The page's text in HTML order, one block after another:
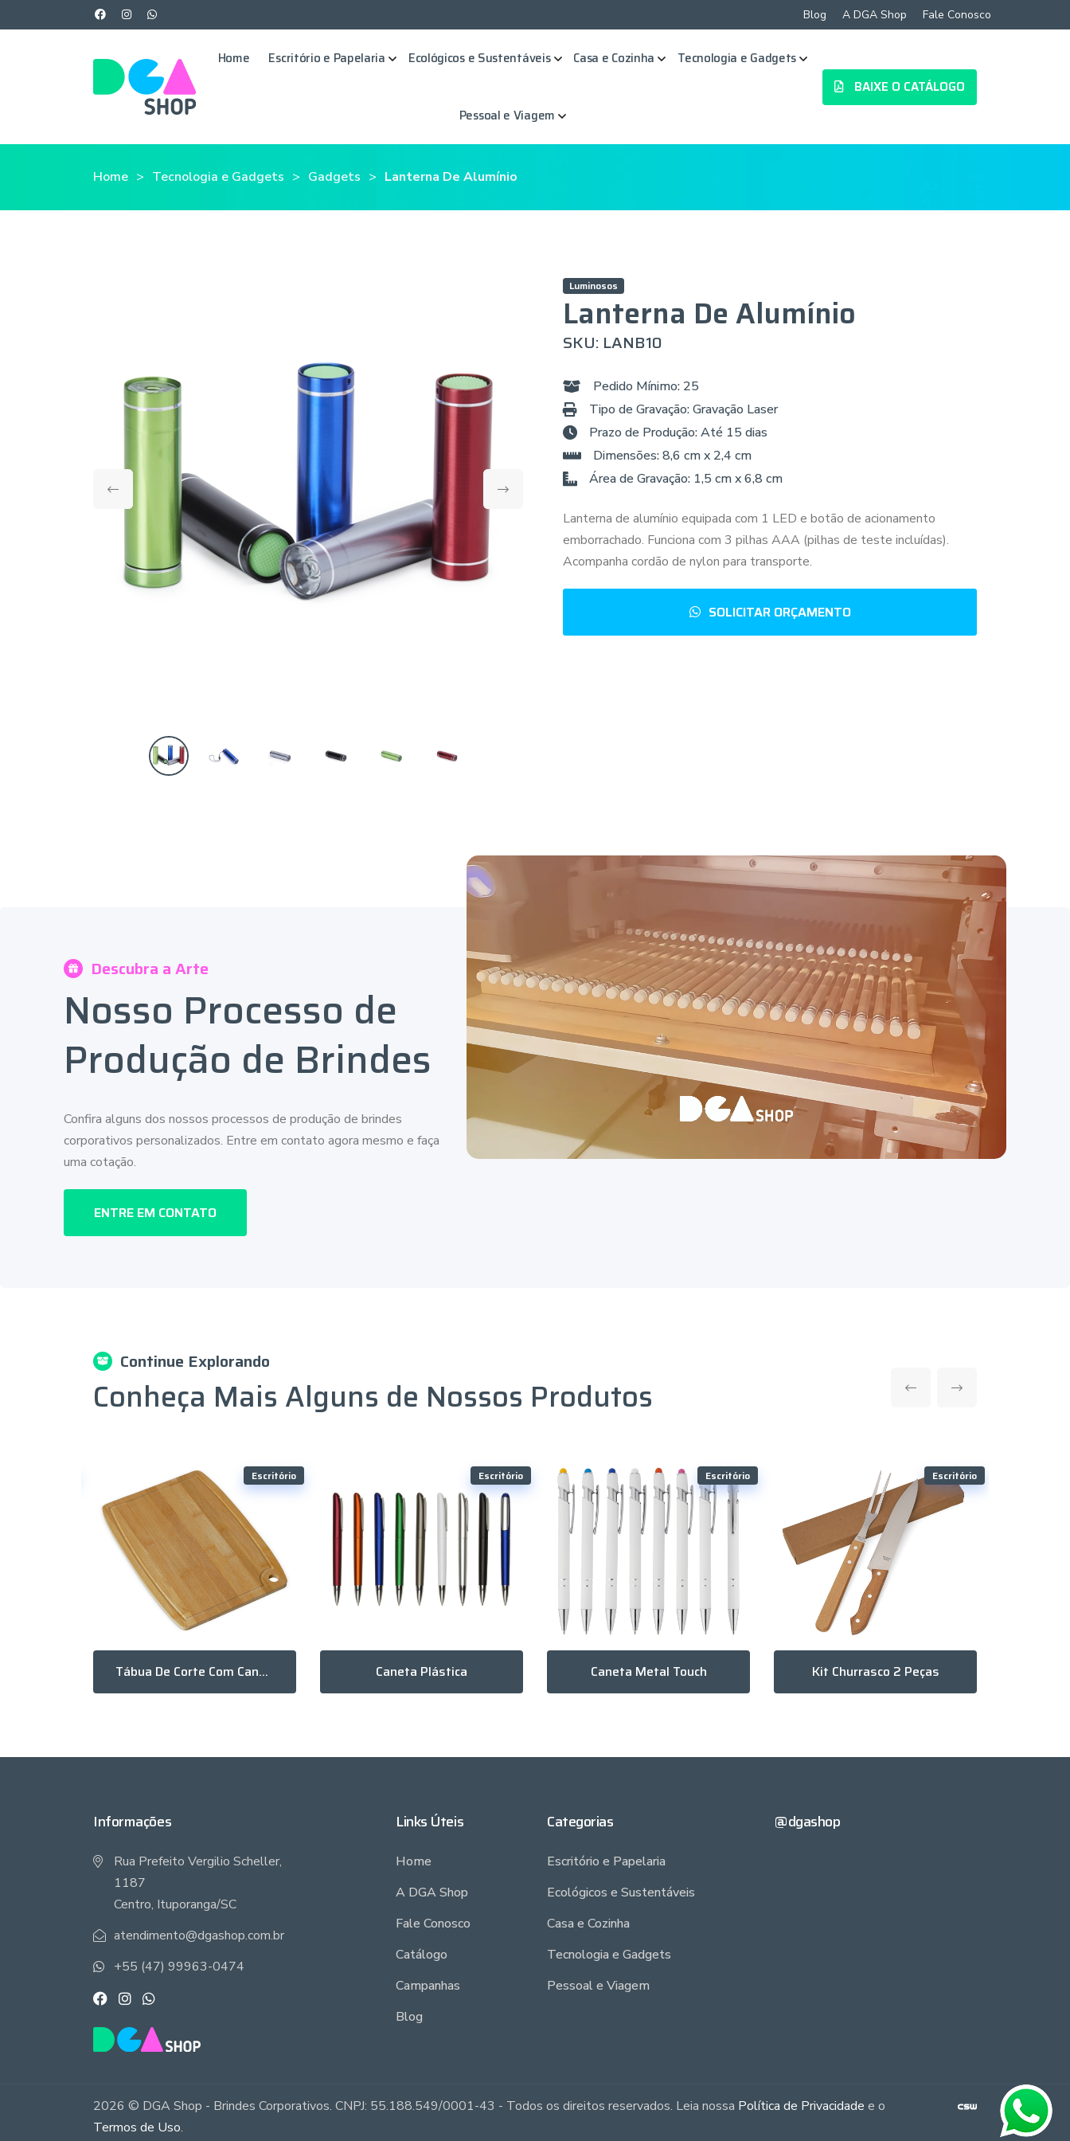
Blog A DGA Shop Fale Conosco
Home Escritório e Papelaria Ecológicos e Sustentáveis Casa e Cozinha Tecnologia e Gadgets
Pessoal e Viagem
BAIXE O CATÁLOGO
Home Tecnologia e Gadgets Gadgets Lanterna De Alumínio
Luminosos
Lanterna De Alumínio
SKU: LANB10
Pedido Mínimo: 25
Tipo de Gravação: Gravação Laser
Prazo de Produção: Até 15 dias
Dimensões: 8,6 cm x 2,4 cm
Área de Gravação: 1,5 cm x 6,8 cm
Lanterna de alumínio equipada com 1 LED e botão de acionamento
emborrachado. Funciona com 3 pilhas AAA (pilhas de teste incluídas).
Acompanha cordão de nylon para transporte.
SOLICITAR ORÇAMENTO
Descubra a Arte
Nosso Processo de
Produção de Brindes
Confira alguns dos nossos processos de produção de brindes
corporativos personalizados. Entre em contato agora mesmo e faça
uma cotação.
ENTRE EM CONTATO
Continue Explorando
Conheça Mais Alguns de Nossos Produtos
Escritório
Tábua De Corte Com Canaleta E Acesso Para Gancho
Escritório
Caneta Plástica
Escritório
Caneta Metal Touch
Escritório
Kit Churrasco 2 Peças
Informações
Rua Prefeito Vergilio Scheller,
1187
Centro, Ituporanga/SC
atendimento@dgashop.com.br
+55 (47) 99963-0474
Links Úteis
Home
A DGA Shop
Fale Conosco
Catálogo
Campanhas
Blog
Categorias
Escritório e Papelaria
Ecológicos e Sustentáveis
Casa e Cozinha
Tecnologia e Gadgets
Pessoal e Viagem
@dgashop
2026 © DGA Shop - Brindes Corporativos. CNPJ: 55.188.549/0001-43 - Todos os direitos reservados. Leia nossa Política de Privacidade e o
Termos de Uso.